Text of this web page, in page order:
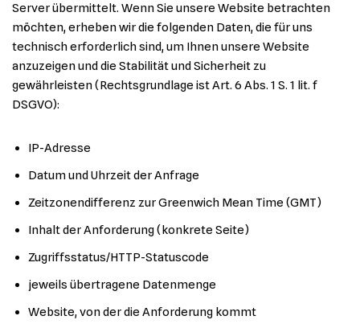
Server übermittelt. Wenn Sie unsere Website betrachten
möchten, erheben wir die folgenden Daten, die für uns
technisch erforderlich sind, um Ihnen unsere Website
anzuzeigen und die Stabilität und Sicherheit zu
gewährleisten (Rechtsgrundlage ist Art. 6 Abs. 1 S. 1 lit. f
DSGVO):
IP-Adresse
Datum und Uhrzeit der Anfrage
Zeitzonendifferenz zur Greenwich Mean Time (GMT)
Inhalt der Anforderung (konkrete Seite)
Zugriffsstatus/HTTP-Statuscode
jeweils übertragene Datenmenge
Website, von der die Anforderung kommt